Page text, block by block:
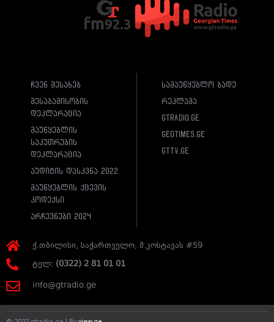
ჩვენ შესახებ
შესაბამისობის
დეკლარაცია
მაუწყებლის
საკუთრების
დეკლარაცია
აუდიტის დასკვნა 2022
მაუწყებლის ქცევის
კოდექსი
არჩევნები 2024
სამაუწყებლო ბადე
რეკლამა
gtradio.ge
geotimes.ge
gttv.ge
ქ.თბილისი, საქართველო, მ.კოსტავას #59
ტელ: (0322) 2 81 01 01
info@gtradio.ge